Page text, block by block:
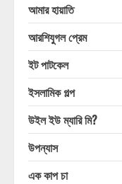
আমার হায়াতি
আরশিযুগল প্রেম
ইট পাটকেল
ইসলামিক গল্প
উইল ইউ ম্যারি মি?
উপন্যাস
এক কাপ চা